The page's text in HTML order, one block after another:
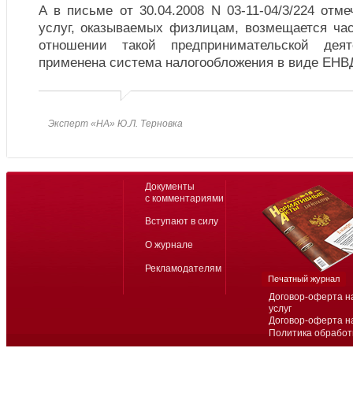
А в письме от 30.04.2008 N 03-11-04/3/224
услуг, оказываемых физлицам, возмещается
отношении такой предпринимательской
применена система налогообложения в виде
Эксперт «НА» Ю.Л. Терновка
Договор-оферта
услуг
Договор-оферта
Политика
Документы
с комментариями
Вступают в силу
О журнале
Рекламодателям
Печатный журнал